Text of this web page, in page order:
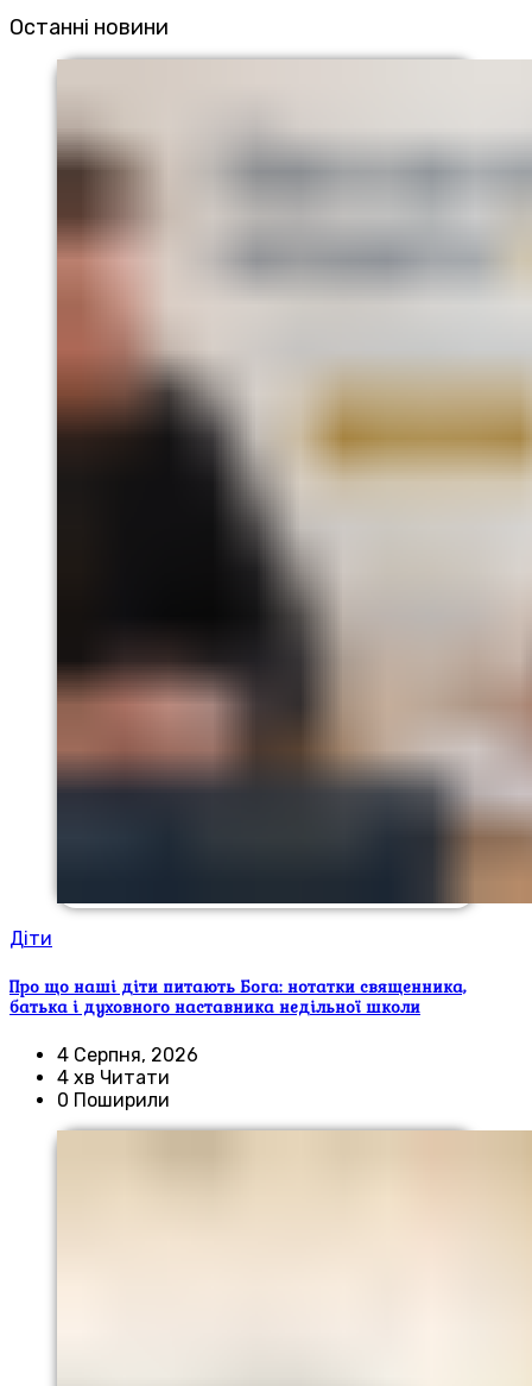
Останні новини
Діти
Про що наші діти питають Бога: нотатки священника,
батька і духовного наставника недільної школи
4 Серпня, 2026
4 хв Читати
0 Поширили